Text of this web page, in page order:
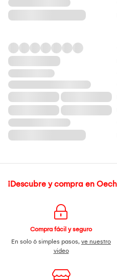
¡Descubre y compra en
Compra fácil y seguro
En solo 6 simples pasos, ve nuestro
video